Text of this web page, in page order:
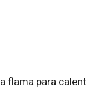
flama para